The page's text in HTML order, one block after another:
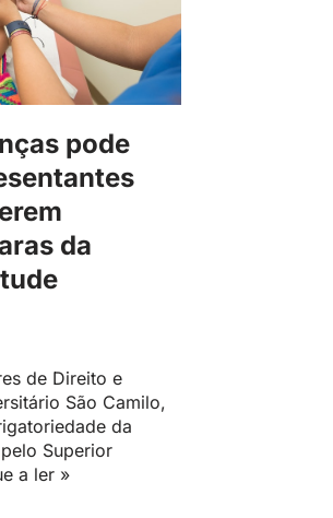
pode
da
de Direito e
São Camilo,
da
Superior
a ler »